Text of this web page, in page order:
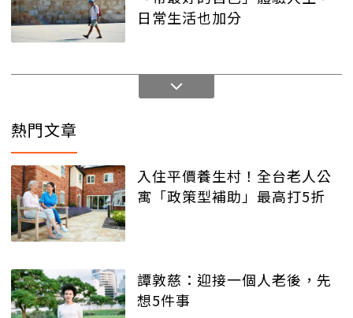
日常生活也加分
熱門文章
入住平價養生村！全台老人公
寓「政策型補助」最高打5折
譚敦慈：迎接一個人老後，先
想5件事